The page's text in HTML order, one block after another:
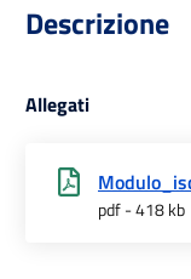
Descrizione
Allegati
pdf - 418 kb